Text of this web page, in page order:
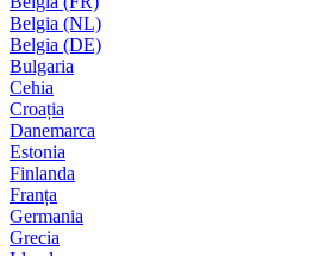
Belgia (NL)
Belgia (DE)
Bulgaria
Cehia
Croația
Danemarca
Estonia
Finlanda
Franța
Germania
Grecia